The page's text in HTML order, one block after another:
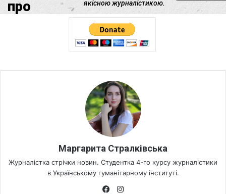
Маргарита Стралківська
Журналістка стрічки новин. Студентка 4-го курсу журналістики
в Українському гуманітарному інституті.
Fa